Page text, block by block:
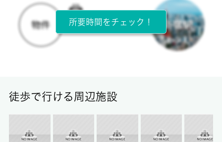
所在階
5階 / 7階建
所要時間をチェック！
徒歩で行ける周辺施設